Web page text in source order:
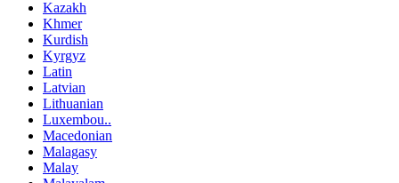
Kazakh
Khmer
Kurdish
Kyrgyz
Latin
Latvian
Lithuanian
Luxembou..
Macedonian
Malagasy
Malay